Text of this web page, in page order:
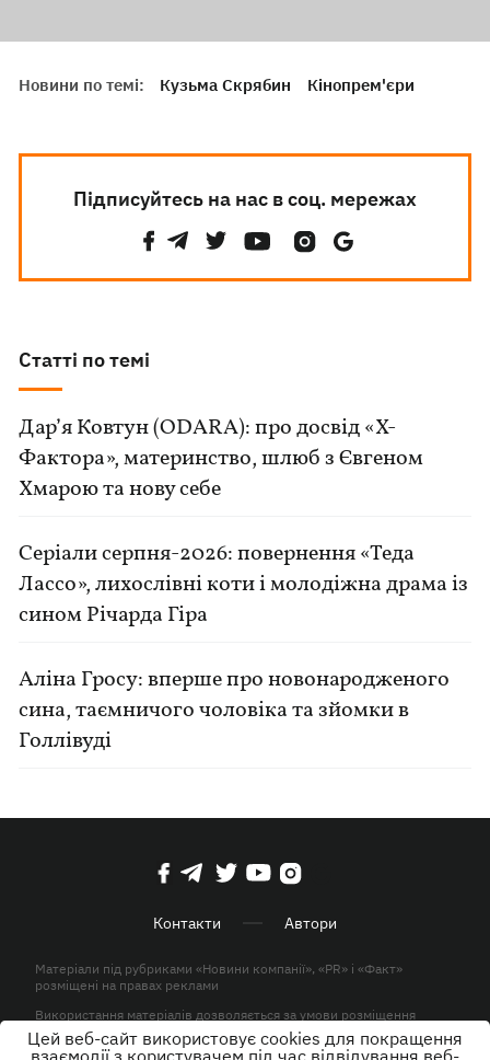
Новини по темі: Кузьма Скрябин Кінопрем'єри
Підписуйтесь на нас в соц. мережах
Статті по темі
Дар’я Ковтун (ODARA): про досвід «Х-
Фактора», материнство, шлюб з Євгеном
Хмарою та нову себе
Серіали серпня-2026: повернення «Теда
Лассо», лихослівні коти і молодіжна драма із
сином Річарда Гіра
Аліна Гросу: вперше про новонародженого
сина, таємничого чоловіка та зйомки в
Голлівуді
Контакти Автори
Матеріали під рубриками «Новини компанії», «PR» і «Факт»
розміщені на правах реклами
Використання матеріалів дозволяється за умови розміщення
активного гіперпосилання на KP.UA в першому абзаці.
Цей веб-сайт використовує cookies для покращення
взаємодії з користувачем під час відвідування веб-